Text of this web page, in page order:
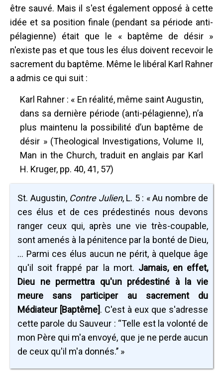
être sauvé. Mais il s'est également opposé à cette
idée et sa position finale (pendant sa période anti-
pélagienne) était que le « baptême de désir »
n'existe pas et que tous les élus doivent recevoir le
sacrement du baptême. Même le libéral Karl Rahner
a admis ce qui suit :
Karl Rahner : « En réalité, même saint Augustin,
dans sa dernière période (anti-pélagienne), n’a
plus maintenu la possibilité d’un baptême de
désir » (Theological Investigations, Volume II,
Man in the Church, traduit en anglais par Karl
H. Kruger, pp. 40, 41, 57)
St. Augustin, Contre Julien, L. 5 : « Au nombre de
ces élus et de ces prédestinés nous devons
ranger ceux qui, après une vie très-coupable,
sont amenés à la pénitence par la bonté de Dieu,
… Parmi ces élus aucun ne périt, à quelque âge
qu'il soit frappé par la mort. Jamais, en effet,
Dieu ne permettra qu'un prédestiné à la vie
meure sans participer au sacrement du
Médiateur [Baptême]. C'est à eux que s'adresse
cette parole du Sauveur : “Telle est la volonté de
mon Père qui m'a envoyé, que je ne perde aucun
de ceux qu'il m'a donnés.’’ »